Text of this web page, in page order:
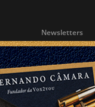
Newsletters